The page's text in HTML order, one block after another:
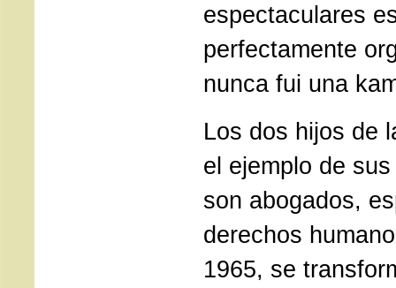
espectaculares
perfectamente
nunca fui una
Los dos hijos de
el ejemplo de
son abogados,
derechos
1965, se